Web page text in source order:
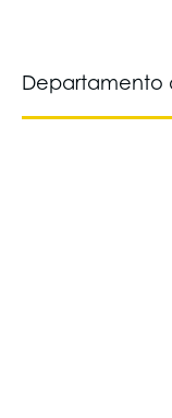
Departamento